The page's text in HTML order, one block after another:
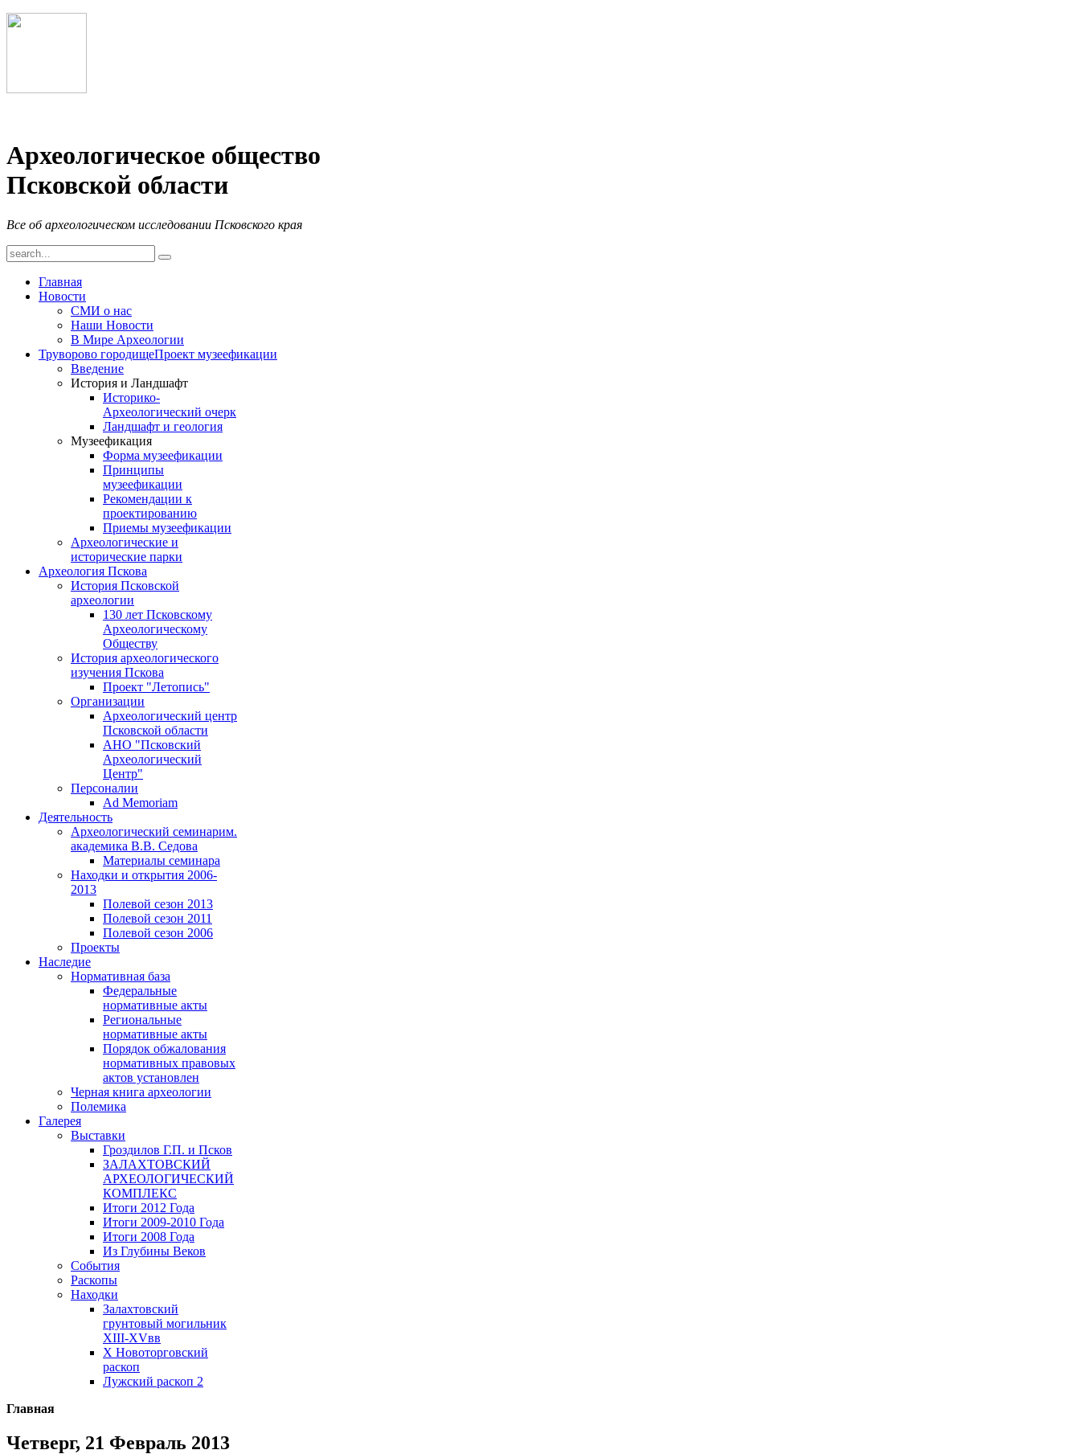
Археологическое общество
Псковской области
Все об археологическом исследовании Псковского края
Главная
Новости
СМИ о нас
Наши Новости
В Мире Археологии
Труворово городищеПроект музеефикации
Введение
История и Ландшафт
Историко-
Археологический очерк
Ландшафт и геология
Музеефикация
Форма музеефикации
Принципы
музеефикации
Рекомендации к
проектированию
Приемы музеефикации
Археологические и
исторические парки
Археология Пскова
История Псковской
археологии
130 лет Псковскому
Археологическому
Обществу
История археологического
изучения Пскова
Проект "Летопись"
Организации
Археологический центр
Псковской области
АНО "Псковский
Археологический
Центр"
Персоналии
Ad Memoriam
Деятельность
Археологический семинарим.
академика В.В. Седова
Материалы семинара
Находки и открытия 2006-
2013
Полевой сезон 2013
Полевой сезон 2011
Полевой сезон 2006
Проекты
Наследие
Нормативная база
Федеральные
нормативные акты
Региональные
нормативные акты
Порядок обжалования
нормативных правовых
актов установлен
Черная книга археологии
Полемика
Галерея
Выставки
Гроздилов Г.П. и Псков
ЗАЛАХТОВСКИЙ
АРХЕОЛОГИЧЕСКИЙ
КОМПЛЕКС
Итоги 2012 Года
Итоги 2009-2010 Года
Итоги 2008 Года
Из Глубины Веков
События
Раскопы
Находки
Залахтовский
грунтовый могильник
XIII-XVвв
X Новоторговский
раскоп
Лужский раскоп 2
Главная
Четверг, 21 Февраль 2013